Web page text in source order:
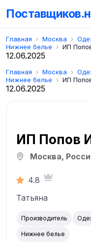
Главная Москва
Нижнее белье
ИП
12.06.2025
Главная Москва
Нижнее белье
ИП
12.06.2025
ИП Попов
Москва,
4.8
Татьяна
Производитель
Нижнее белье